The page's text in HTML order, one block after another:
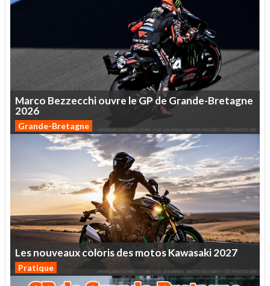
Marco Bezzecchiouvre leGPde Grande-Bretagne
2026
Grande-Bretagne
LesnouveauxcolorisdesmotosKawasaki2027
Pratique